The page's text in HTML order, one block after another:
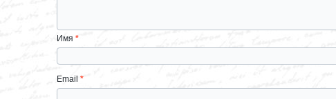
Имя *
Email *